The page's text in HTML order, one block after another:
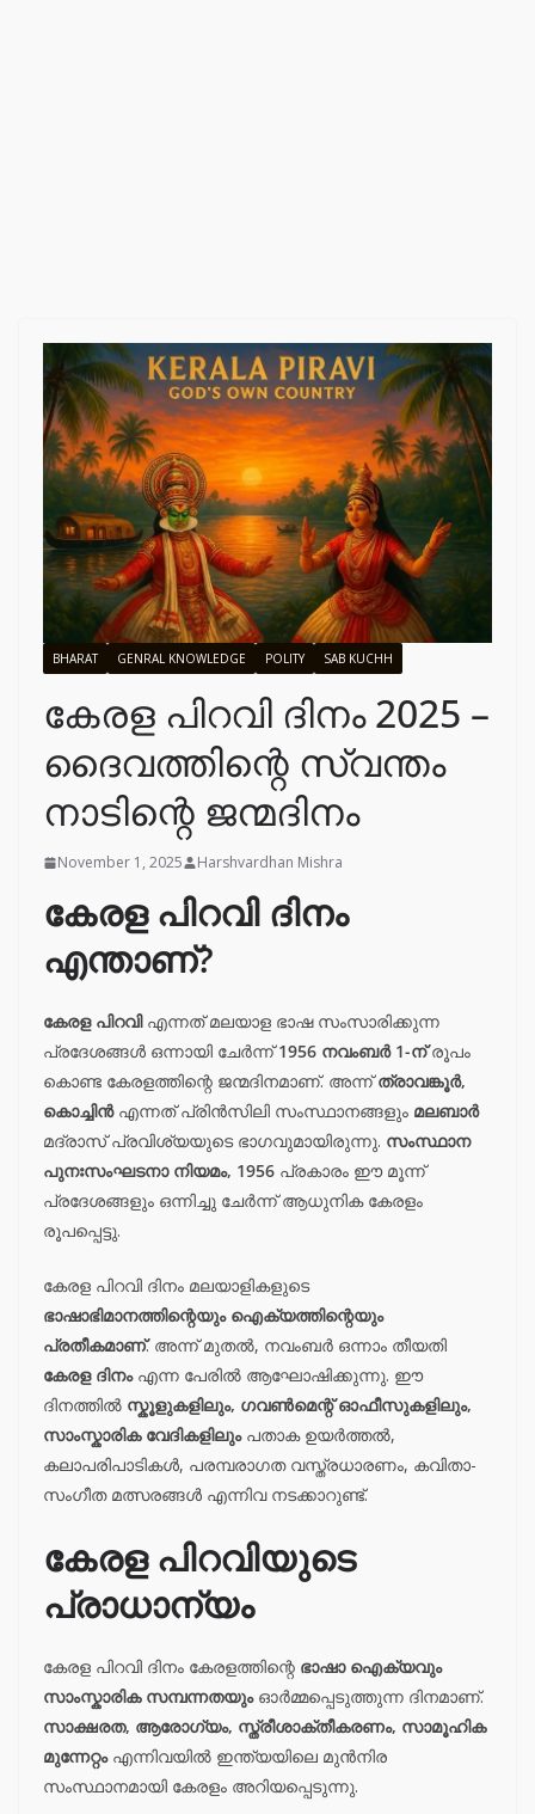
BHARAT GENRAL KNOWLEDGE POLITY SAB KUCHH
കേരള പിറവി ദിനം 2025 –
ദൈവത്തിന്റെ സ്വന്തം
നാടിന്റെ ജന്മദിനം
November 1, 2025 Harshvardhan Mishra
കേരള പിറവി ദിനം
എന്താണ്?
കേരള പിറവിഎന്നത് മലയാള ഭാഷ സംസാരിക്കുന്ന
പ്രദേശങ്ങൾ ഒന്നായി ചേർന്ന്1956 നവംബർ 1-ന്രൂപം
കൊണ്ട കേരളത്തിന്റെ ജന്മദിനമാണ്. അന്ന്ത്രാവങ്കൂർ,
കൊച്ചിൻഎന്നത് പ്രിൻസിലി സംസ്ഥാനങ്ങളും മലബാർ
മദ്രാസ് പ്രവിശ്യയുടെ ഭാഗവുമായിരുന്നു. സംസ്ഥാന
പുനഃസംഘടനാ നിയമം, 1956 പ്രകാരം ഈ മൂന്ന്
പ്രദേശങ്ങളും ഒന്നിച്ചു ചേർന്ന് ആധുനിക കേരളം
രൂപപ്പെട്ടു.
കേരള പിറവി ദിനം മലയാളികളുടെ
ഭാഷാഭിമാനത്തിന്റെയും ഐക്യത്തിന്റെയും
പ്രതീകമാണ്. അന്ന് മുതൽ, നവംബർ ഒന്നാം തീയതി
കേരള ദിനംഎന്ന പേരിൽ ആഘോഷിക്കുന്നു. ഈ
ദിനത്തിൽ സ്കൂളുകളിലും, ഗവൺമെന്റ് ഓഫീസുകളിലും,
സാംസ്കാരിക വേദികളിലുംപതാക ഉയർത്തൽ,
കലാപരിപാടികൾ, പരമ്പരാഗത വസ്ത്രധാരണം, കവിതാ-
സംഗീത മത്സരങ്ങൾ എന്നിവ നടക്കാറുണ്ട്.
കേരള പിറവിയുടെ
പ്രാധാന്യം
കേരള പിറവി ദിനം കേരളത്തിന്റെ ഭാഷാ ഐക്യവും
സാംസ്കാരിക സമ്പന്നതയുംഓർമ്മപ്പെടുത്തുന്ന ദിനമാണ്.
സാക്ഷരത, ആരോഗ്യം, സ്ത്രീശാക്തീകരണം, സാമൂഹിക
മുന്നേറ്റംഎന്നിവയിൽ ഇന്ത്യയിലെ മുൻനിര
സംസ്ഥാനമായി കേരളം അറിയപ്പെടുന്നു.